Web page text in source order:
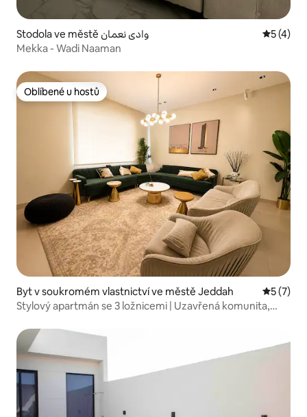
Stodola ve městě وادي نعمان
5 (4)
Mekka - Wadi Naaman
Oblíbené u hostů
Oblíbené u hostů
Byt v soukromém vlastnictví ve městě Jeddah
5 (7)
Stylový apartmán se 3 ložnicemi | Uzavřená komunita,